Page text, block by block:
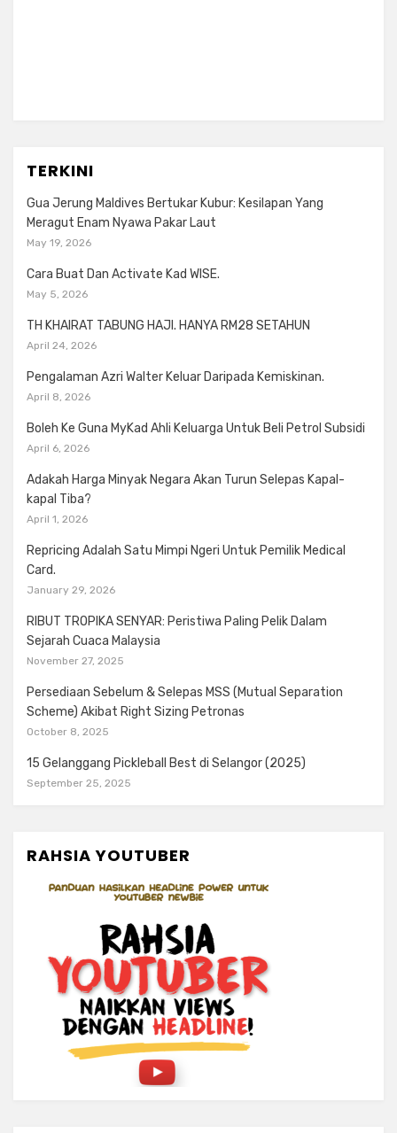
TERKINI
Gua Jerung Maldives Bertukar Kubur: Kesilapan Yang
Meragut Enam Nyawa Pakar Laut
May 19, 2026
Cara Buat Dan Activate Kad WISE.
May 5, 2026
TH KHAIRAT TABUNG HAJI. HANYA RM28 SETAHUN
April 24, 2026
Pengalaman Azri Walter Keluar Daripada Kemiskinan.
April 8, 2026
Boleh Ke Guna MyKad Ahli Keluarga Untuk Beli Petrol Subsidi
April 6, 2026
Adakah Harga Minyak Negara Akan Turun Selepas Kapal-
kapal Tiba?
April 1, 2026
Repricing Adalah Satu Mimpi Ngeri Untuk Pemilik Medical
Card.
January 29, 2026
RIBUT TROPIKA SENYAR: Peristiwa Paling Pelik Dalam
Sejarah Cuaca Malaysia
November 27, 2025
Persediaan Sebelum & Selepas MSS (Mutual Separation
Scheme) Akibat Right Sizing Petronas
October 8, 2025
15 Gelanggang Pickleball Best di Selangor (2025)
September 25, 2025
RAHSIA YOUTUBER